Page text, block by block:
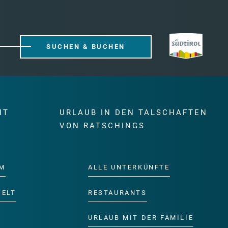
SUCHEN & BUCHEN
URLAUB IN DEN TALSCHAFTEN
VON RATSCHINGS
ALLE UNTERKÜNFTE
RESTAURANTS
URLAUB MIT DER FAMILIE